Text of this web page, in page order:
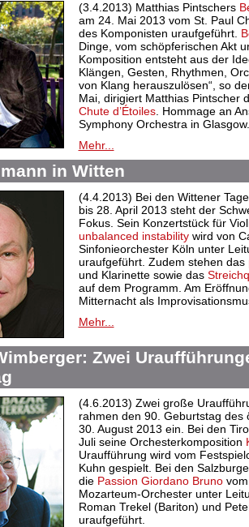
(3.4.2013) Matthias Pintschers
am 24. Mai 2013 vom St. Paul
des Komponisten uraufgeführt.
Dinge, vom schöpferischen Akt
Komposition entsteht aus der
Klängen, Gesten, Rhythmen,
von Klang herauszulösen“, so
Mai, dirigiert Matthias Pintscher
Chute d’Étoiles. Hommage an
Symphony Orchestra in
Mehr...
in Witten
(4.4.2013) Bei den Wittener
bis 28. April 2013 steht der
Fokus. Sein Konzertstück für
unbalanced instabilitywird von
Sinfonieorchester Köln unter
uraufgeführt. Zudem stehen das
und Klarinette sowie das
auf dem Programm. Am
Mitternacht als
Mehr...
Zwei
(4.6.2013) Zwei große
rahmen den 90. Geburtstag des
30. August 2013 ein. Bei den
Juli seine Orchesterkomposition
Uraufführung wird vom
Kuhn gespielt. Bei den
die Passion Giordano Brunovom
Mozarteum-Orchester unter
Roman Trekel (Bariton) und
uraufgeführt.